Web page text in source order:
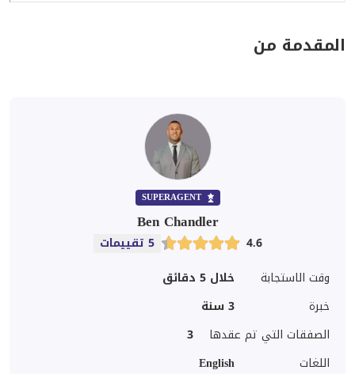
المقدمة من
SUPERAGENT
Ben Chandler
4.6
5 تقييمات
وقت الاستجابة
خلال 5 دقائق
خبرة
3 سنة
الصفقات التي تم عقدها
3
اللغات
English